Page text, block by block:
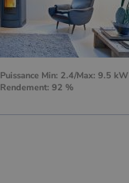
Puissance Min: 2.4/Max: 9.5 kW
Rendement: 92 %